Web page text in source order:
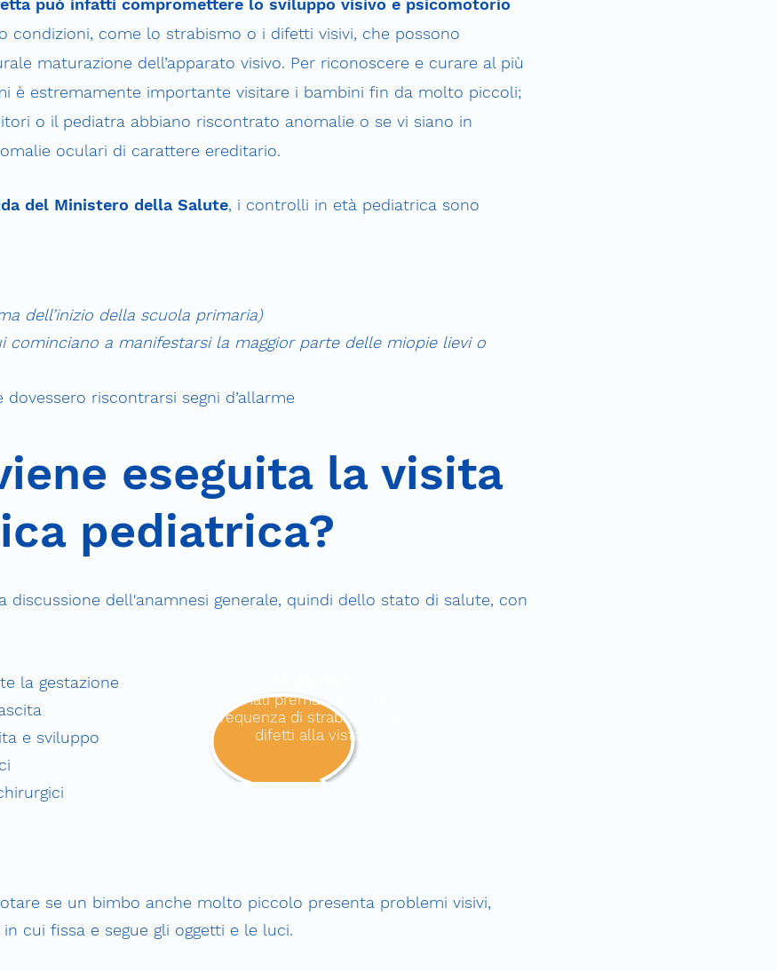
può infatti compromettere lo sviluppo visivo e psicomotorio
condizioni, come lo strabismo o i difetti visivi, che possono
maturazione dell’apparato visivo. Per riconoscere e curare al più
è estremamente importante visitare i bambini fin da molto piccoli;
o il pediatra abbiano riscontrato anomalie o se vi siano in
oculari di carattere ereditario.
del Ministero della Salute, i controlli in età pediatrica sono
dell’inizio della scuola primaria)
cominciano a manifestarsi la maggior parte delle miopie lievi o
riscontrarsi segni d’allarme
eseguita la visita
pediatrica?
Nei nati prematuri è alta la
frequenza di strabismo e/o
difetti alla vista!
discussione dell'anamnesi generale, quindi dello stato di salute, con
la gestazione
e sviluppo
se un bimbo anche molto piccolo presenta problemi visivi,
cui fissa e segue gli oggetti e le luci.